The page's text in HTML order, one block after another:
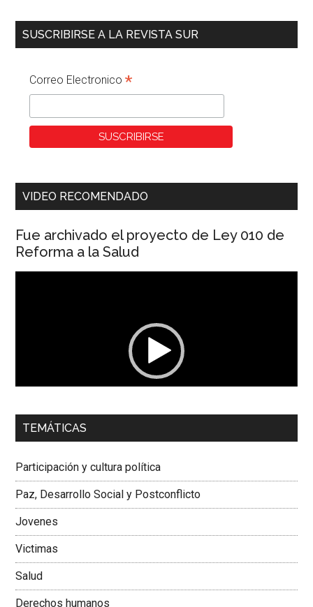
SUSCRIBIRSE A LA REVISTA SUR
Correo Electronico*
VIDEO RECOMENDADO
Fue archivado el proyecto de Ley 010 de
Reforma a la Salud
00:00 01:04
Dra. Carolina Corcho Mejía,Presidenta Corporación
Colombiana
TEMÁTICAS
Participación y cultura política
Paz, Desarrollo Social y Postconflicto
Jovenes
Victimas
Salud
Derechos humanos